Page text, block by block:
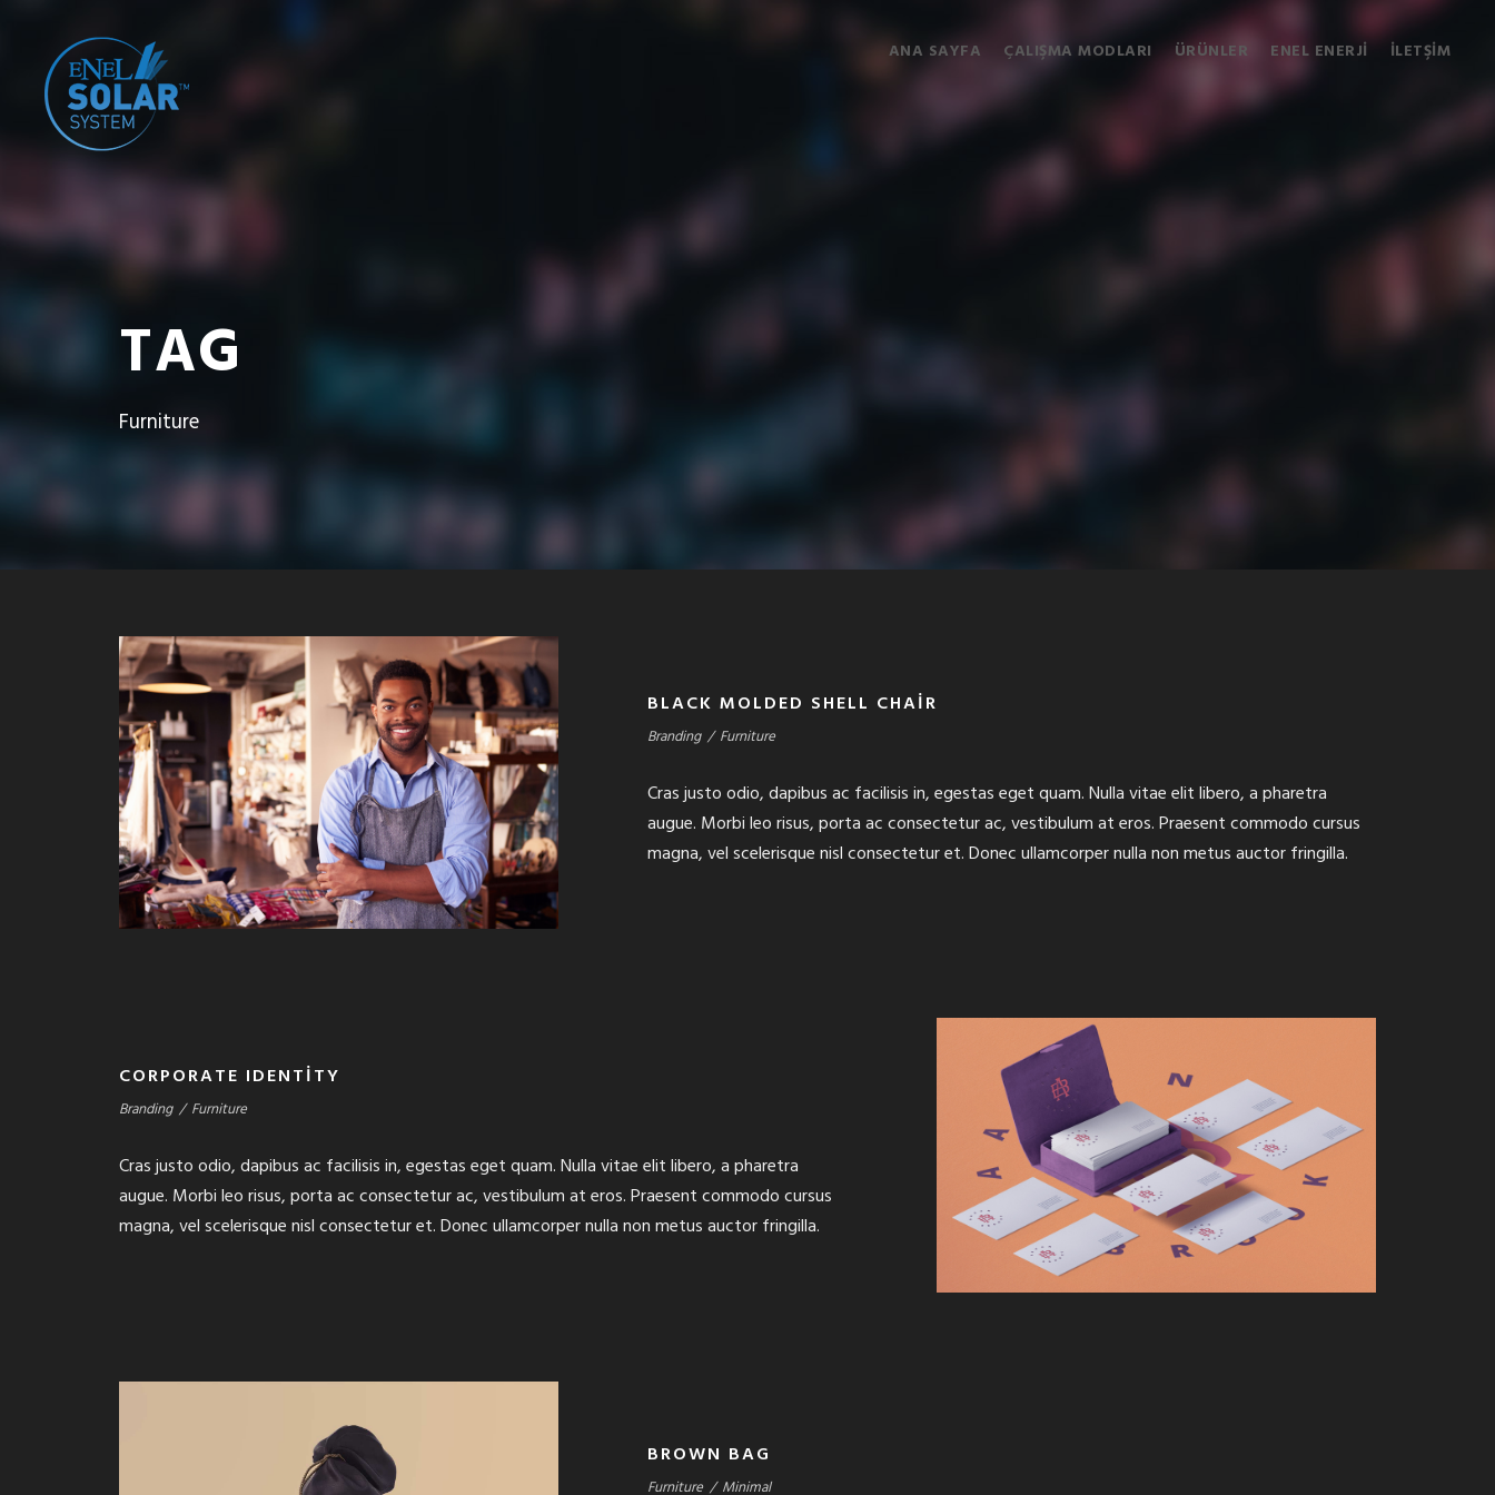
ANA SAYFA ÇALIŞMA MODLARI ÜRÜNLER ENEL ENERJİ İLETŞIM
TAG
Furniture
BLACK MOLDED SHELL CHAIR
Branding / Furniture
Cras justo odio, dapibus ac facilisis in, egestas eget quam. Nulla vitae elit libero, a pharetra
augue. Morbi leo risus, porta ac consectetur ac, vestibulum at eros. Praesent commodo cursus
magna, vel scelerisque nisl consectetur et. Donec ullamcorper nulla non metus auctor fringilla.
CORPORATE IDENTITY
Branding / Furniture
Cras justo odio, dapibus ac facilisis in, egestas eget quam. Nulla vitae elit libero, a pharetra
augue. Morbi leo risus, porta ac consectetur ac, vestibulum at eros. Praesent commodo cursus
magna, vel scelerisque nisl consectetur et. Donec ullamcorper nulla non metus auctor fringilla.
BROWN BAG
Furniture / Minimal